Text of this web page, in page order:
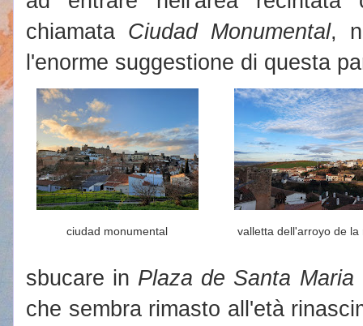
chiamata Ciudad Monumental,
l'enorme suggestione di questa
ciudad monumental valletta dell'arroyo de la
sbucare in Plaza de Santa Maria
che sembra rimasto all'età